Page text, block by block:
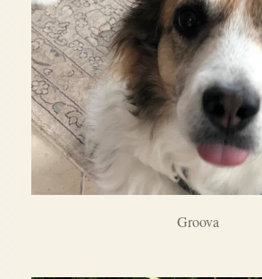
Groova